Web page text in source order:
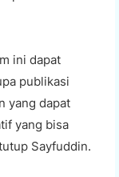
ini dapat
publikasi
yang dapat
yang bisa
Sayfuddin.